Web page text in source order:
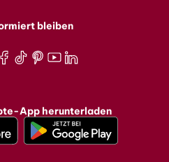
bleiben
App herunterladen